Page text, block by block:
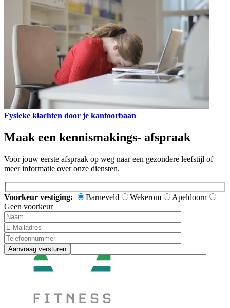
Fysieke klachten door je kantoorbaan
Maak een kennismakings- afspraak
Voor jouw eerste afspraak op weg naar een gezondere leefstijl of
meer informatie over onze diensten.
Voorkeur vestiging: Barneveld Wekerom
Apeldoorn
Geen voorkeur
Aanvraag versturen